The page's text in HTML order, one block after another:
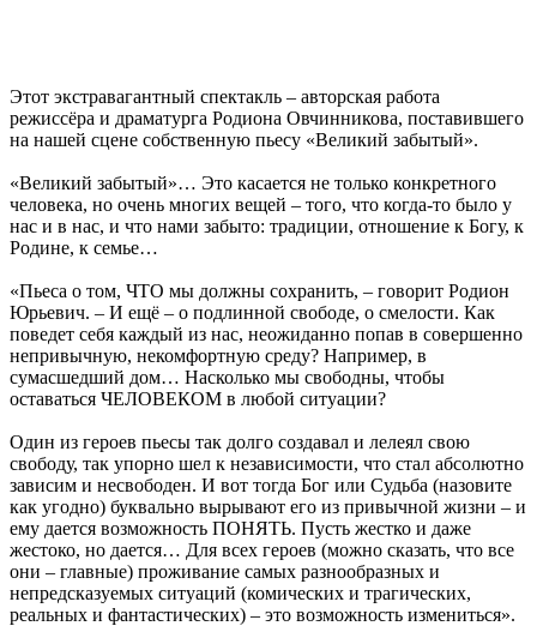
Этот экстравагантный спектакль – авторская работа
режиссёра и драматурга Родиона Овчинникова, поставившего
на нашей сцене собственную пьесу «Великий забытый».
«Великий забытый»… Это касается не только конкретного
человека, но очень многих вещей – того, что когда-то было у
нас и в нас, и что нами забыто: традиции, отношение к Богу, к
Родине, к семье…
«Пьеса о том, ЧТО мы должны сохранить, – говорит Родион
Юрьевич. – И ещё – о подлинной свободе, о смелости. Как
поведет себя каждый из нас, неожиданно попав в совершенно
непривычную, некомфортную среду? Например, в
сумасшедший дом… Насколько мы свободны, чтобы
оставаться ЧЕЛОВЕКОМ в любой ситуации?
Один из героев пьесы так долго создавал и лелеял свою
свободу, так упорно шел к независимости, что стал абсолютно
зависим и несвободен. И вот тогда Бог или Судьба (назовите
как угодно) буквально вырывают его из привычной жизни – и
ему дается возможность ПОНЯТЬ. Пусть жестко и даже
жестоко, но дается… Для всех героев (можно сказать, что все
они – главные) проживание самых разнообразных и
непредсказуемых ситуаций (комических и трагических,
реальных и фантастических) – это возможность измениться».